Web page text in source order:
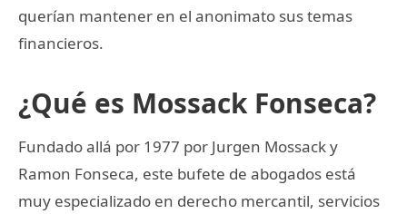
querían mantener en el anonimato sus temas
financieros.
¿Qué es Mossack Fonseca?
Fundado allá por 1977 por Jurgen Mossack y
Ramon Fonseca, este bufete de abogados está
muy especializado en derecho mercantil, servicios